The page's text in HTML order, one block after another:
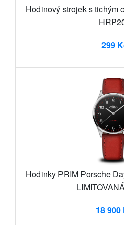
Hodinový strojek s tichým
299
Hodinky PRIM Porsche
18 900